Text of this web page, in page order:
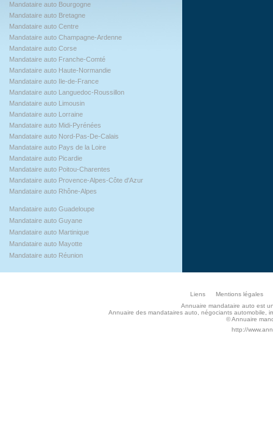
Mandataire auto Bourgogne
Mandataire auto Bretagne
Mandataire auto Centre
Mandataire auto Champagne-Ardenne
Mandataire auto Corse
Mandataire auto Franche-Comté
Mandataire auto Haute-Normandie
Mandataire auto Ile-de-France
Mandataire auto Languedoc-Roussillon
Mandataire auto Limousin
Mandataire auto Lorraine
Mandataire auto Midi-Pyrénées
Mandataire auto Nord-Pas-De-Calais
Mandataire auto Pays de la Loire
Mandataire auto Picardie
Mandataire auto Poitou-Charentes
Mandataire auto Provence-Alpes-Côte d'Azur
Mandataire auto Rhône-Alpes
Mandataire auto Guadeloupe
Mandataire auto Guyane
Mandataire auto Martinique
Mandataire auto Mayotte
Mandataire auto Réunion
Liens
Mentions légales
Annuaire mandataire auto est
Annuaire des mandataires auto, négociants automobile,
© Annuaire
http://